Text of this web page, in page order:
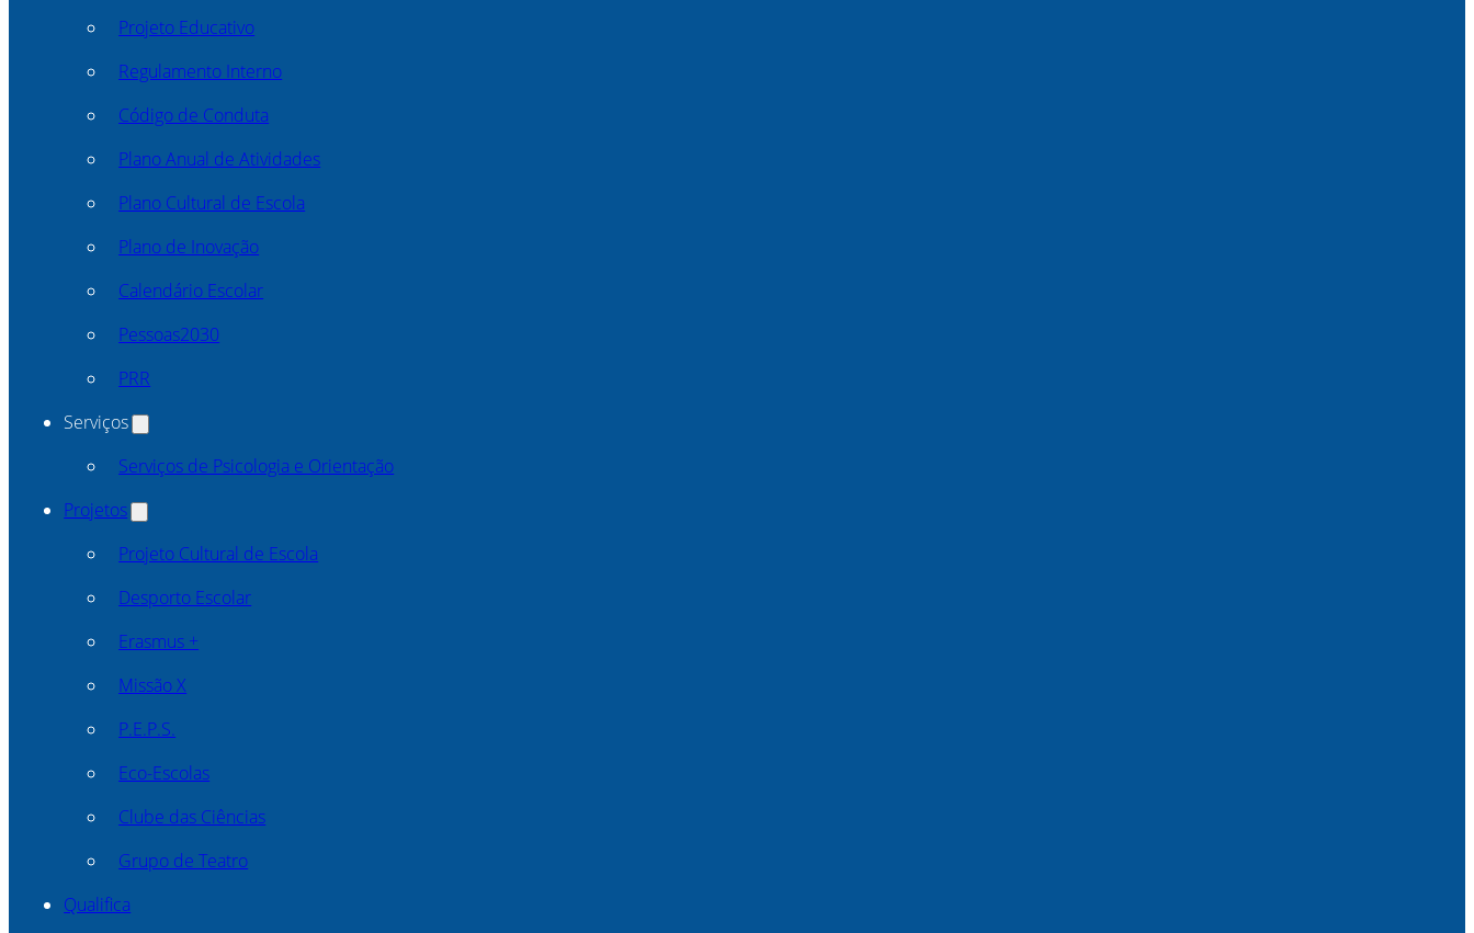
Projeto Educativo
Regulamento Interno
Código de Conduta
Plano Anual de Atividades
Plano Cultural de Escola
Plano de Inovação
Calendário Escolar
Pessoas2030
PRR
Serviços
Serviços de Psicologia e Orientação
Projetos
Projeto Cultural de Escola
Desporto Escolar
Erasmus +
Missão X
P.E.P.S.
Eco-Escolas
Clube das Ciências
Grupo de Teatro
Qualifica